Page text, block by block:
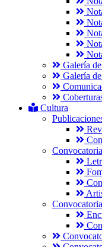
Galería
Galería
Cultura